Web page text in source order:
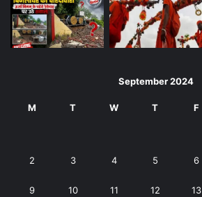
September 2024
M T W T F
2 3 4 5 6
9 10 11 12 13